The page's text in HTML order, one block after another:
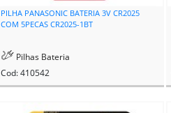
PILHA PANASONIC BATERIA 3V CR2025
COM 5PECAS CR2025-1BT
Pilhas Bateria
Cod: 410542